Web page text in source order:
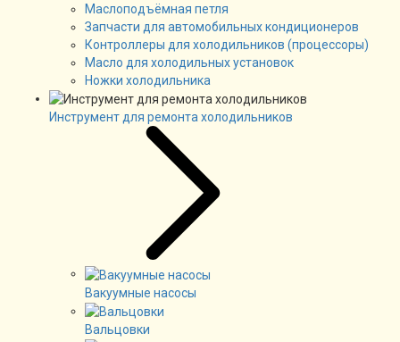
Маслоподъёмная петля
Запчасти для автомобильных кондиционеров
Контроллеры для холодильников (процессоры)
Масло для холодильных установок
Ножки холодильника
Инструмент для ремонта холодильников
Вакуумные насосы
Вальцовки